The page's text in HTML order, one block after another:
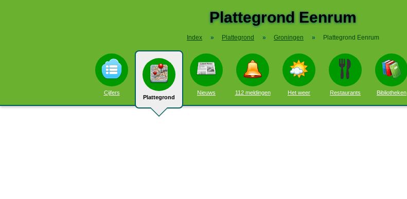
Plattegrond Eenrum
Index » Plattegrond » Groningen » Plattegrond Eenrum
Cijfers
Plattegrond
Nieuws 112 meldingen Het weer Restaurants Bibliotheken